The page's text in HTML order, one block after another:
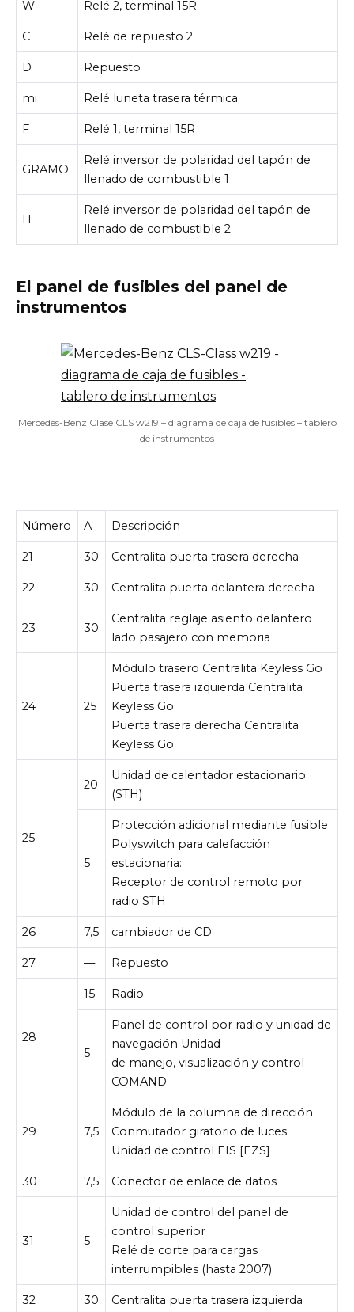
W Relé 2, terminal 15R
C Relé de repuesto 2
D Repuesto
mi Relé luneta trasera térmica
F Relé 1, terminal 15R
GRAMO
Relé inversor de polaridad del tapón de
llenado de combustible 1
H
Relé inversor de polaridad del tapón de
llenado de combustible 2
El panel de fusibles del panel de
instrumentos
Mercedes-Benz Clase CLS w219 – diagrama de caja de fusibles – tablero
de instrumentos
Número A Descripción
21 30 Centralita puerta trasera derecha
22 30 Centralita puerta delantera derecha
23 30
Centralita reglaje asiento delantero
lado pasajero con memoria
24 25
Módulo trasero Centralita Keyless Go
Puerta trasera izquierda Centralita
Keyless Go
Puerta trasera derecha Centralita
Keyless Go
25
20
Unidad de calentador estacionario
(STH)
5
Protección adicional mediante fusible
Polyswitch para calefacción
estacionaria:
Receptor de control remoto por
radio STH
26 7,5 cambiador de CD
27 — Repuesto
28
15 Radio
5
Panel de control por radio y unidad de
navegación Unidad
de manejo, visualización y control
COMAND
29 7,5
Módulo de la columna de dirección
Conmutador giratorio de luces
Unidad de control EIS [EZS]
30 7,5 Conector de enlace de datos
31 5
Unidad de control del panel de
control superior
Relé de corte para cargas
interrumpibles (hasta 2007)
32 30 Centralita puerta trasera izquierda